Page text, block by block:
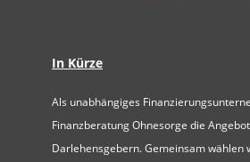
In Kürze
Als unabhängiges
Finanzberatung Ohnesorge die
Darlehensgebern. Gemeinsam wählen